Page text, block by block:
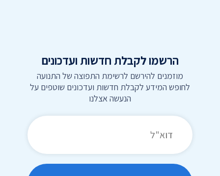
הרשמו לקבלת חדשות ועדכונים
מוזמנים להירשם לרשימת התפוצה של התנועה
לחופש המידע לקבלת חדשות ועדכונים שוטפים על
הנעשה אצלנו
כתובת דואר אלקטרוני